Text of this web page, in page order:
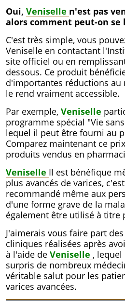
Oui, Veniselle n'est pas
alors comment peut-on se
C'est très simple, vous
Veniselle en contactant
site officiel ou en
dessous. Ce produit
d'importantes réductions au
le rend vraiment accessible.
Par exemple, Veniselle
programme spécial "Vie
lequel il peut être fourni au
Comparez maintenant ce
produits vendus en
Veniselle Il est bénéfique
plus avancés de varices,
recommandé même aux
d'une forme grave de la
également être utilisé à titre
J'aimerais vous faire part
cliniques réalisées après
à l'aide de Veniselle ,
surpris de nombreux
véritable salut pour les
varices avancées.